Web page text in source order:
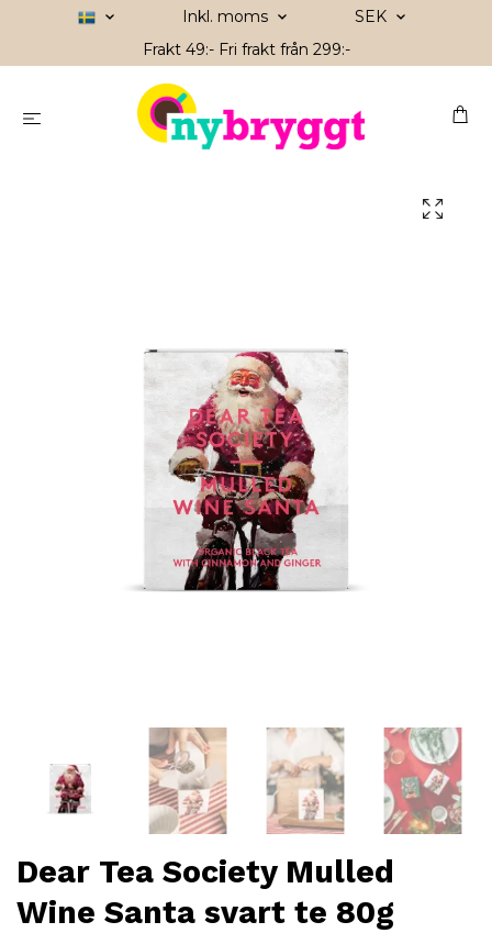
Inkl. moms
SEK
Frakt 49:- Fri frakt från 299:-
Dear Tea Society Mulled
Wine Santa svart te 80g